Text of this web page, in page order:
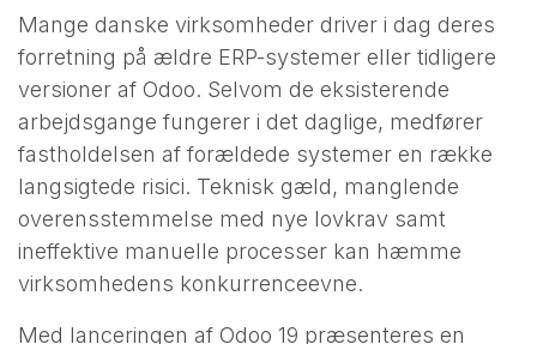
Mange danske virksomheder driver i dag deres
forretning på ældre ERP-systemer eller tidligere
versioner af Odoo. Selvom de eksisterende
arbejdsgange fungerer i det daglige, medfører
fastholdelsen af forældede systemer en række
langsigtede risici. Teknisk gæld, manglende
overensstemmelse med nye lovkrav samt
ineffektive manuelle processer kan hæmme
virksomhedens konkurrenceevne.
Med lanceringen af Odoo 19 præsenteres en